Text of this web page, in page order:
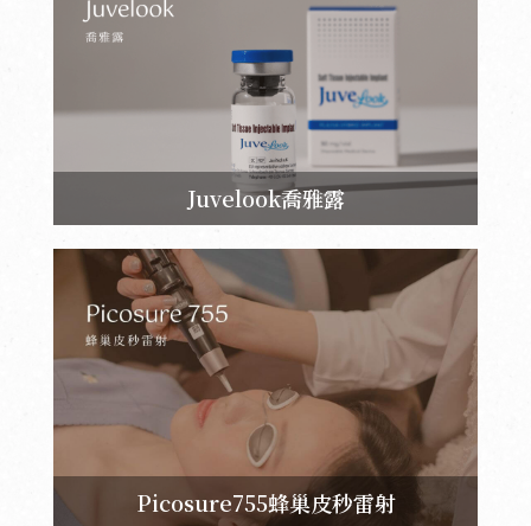
Juvelook喬雅露
Picosure755蜂巢皮秒雷射